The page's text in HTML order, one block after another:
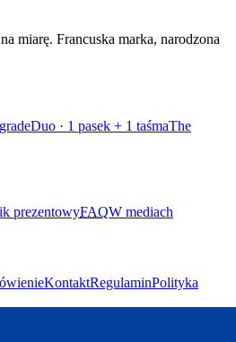
miarę. Francuska marka, narodzona
Duo · 1 pasek + 1 taśmaThe
prezentowyFAQW mediach
KontaktRegulaminPolityka